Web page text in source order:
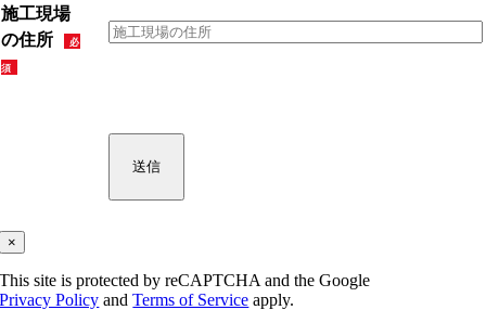
施工現場
の住所
必
須
×
This site is protected by reCAPTCHA and the Google
Privacy Policy andTerms of Service apply.